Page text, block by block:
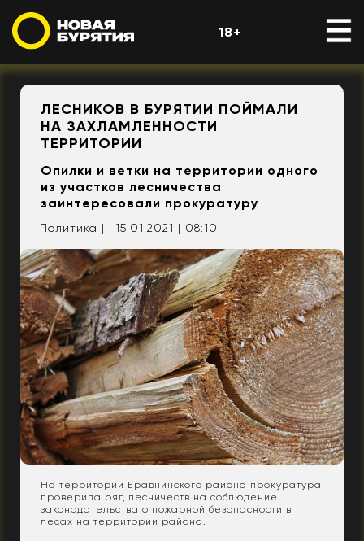
18+
ЛЕСНИКОВ В БУРЯТИИ ПОЙМАЛИ
НА ЗАХЛАМЛЕННОСТИ
ТЕРРИТОРИИ
Опилки и ветки на территории одного
из участков лесничества
заинтересовали прокуратуру
Политика | 15.01.2021 | 08:10
На территории Еравнинского района прокуратура
проверила ряд лесничеств на соблюдение
законодательства о пожарной безопасности в
лесах на территории района.